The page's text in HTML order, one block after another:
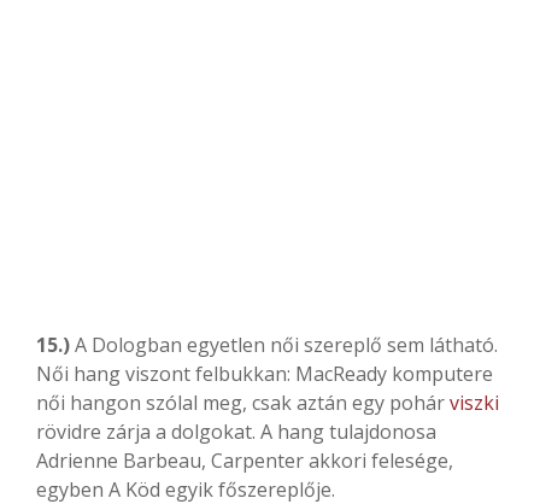
15.)A Dologban egyetlen női szereplő sem látható.
Női hang viszont felbukkan: MacReady komputere
női hangon szólal meg, csak aztán egy pohárviszki
rövidre zárja a dolgokat. A hang tulajdonosa
Adrienne Barbeau, Carpenter akkori felesége,
egyben A Köd egyik főszereplője.